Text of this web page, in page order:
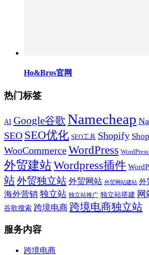
Ho&Bros官网
热门标签
AI Google谷歌 Namecheap
SEO SEO优化 SEO工具 Shopify
WooCommerceWordPress
外贸建站Wordpress插件
站外贸独立站 外贸网站 外贸网站建站 外
海外营销 独立站 独立站推广 独立站搭建 网
谷歌搜索 跨境电商 跨境电商独立站
服务内容
跨境电商